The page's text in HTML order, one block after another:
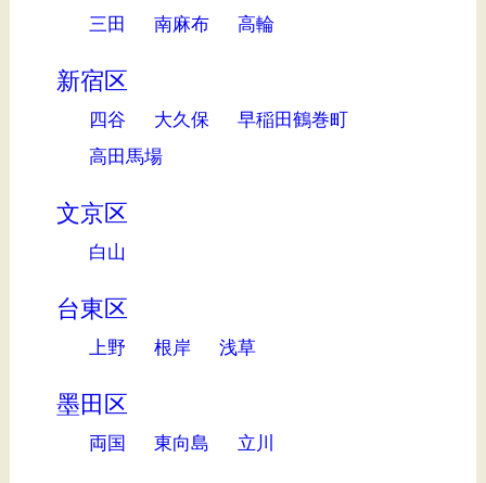
三田 南麻布 高輪
新宿区
四谷 大久保
早稲田鶴巻町
高田馬場
文京区
白山
台東区
上野 根岸 浅草
墨田区
両国 東向島 立川